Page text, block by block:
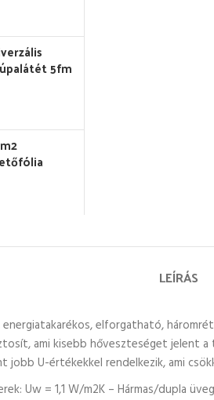
5fm
LEÍRÁS
energiatakarékos, elforgatható,
ami kisebb hőveszteséget jelent a
jobb U-értékekkel rendelkezik, ami
Uw = 1,1 W/m2K – Hármas/dupla